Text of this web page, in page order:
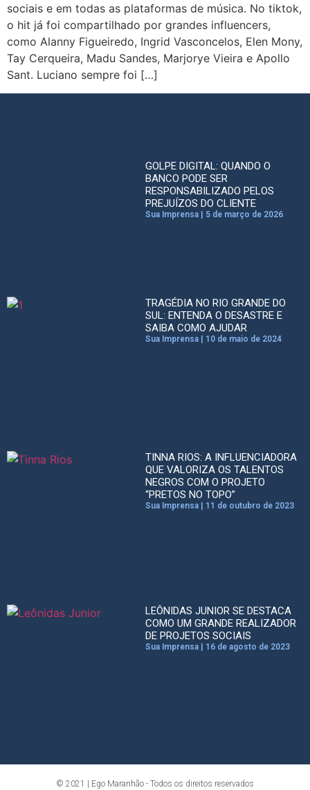
sociais e em todas as plataformas de música. No tiktok,
o hit já foi compartilhado por grandes influencers,
como Alanny Figueiredo, Ingrid Vasconcelos, Elen Mony,
Tay Cerqueira, Madu Sandes, Marjorye Vieira e Apollo
Sant. Luciano sempre foi […]
GOLPE DIGITAL: QUANDO O
BANCO PODE SER
RESPONSABILIZADO PELOS
PREJUÍZOS DO CLIENTE
Sua Imprensa 5 de março de 2026
TRAGÉDIA NO RIO GRANDE DO
SUL: ENTENDA O DESASTRE E
SAIBA COMO AJUDAR
Sua Imprensa 10 de maio de 2024
TINNA RIOS: A INFLUENCIADORA
QUE VALORIZA OS TALENTOS
NEGROS COM O PROJETO
“PRETOS NO TOPO”
Sua Imprensa 11 de outubro de 2023
LEÔNIDAS JUNIOR SE DESTACA
COMO UM GRANDE REALIZADOR
DE PROJETOS SOCIAIS
Sua Imprensa 16 de agosto de 2023
© 2021 | Ego Maranhão - Todos os direitos reservados